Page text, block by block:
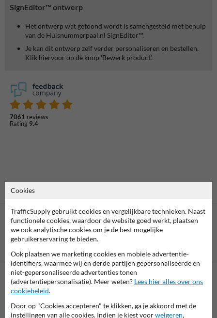
SignEditor™ ontwerp
Het ontwerp wat getoond wordt is samengesteld met behulp
van de Huisnummerpaal.nl SignEditor™.
Je kan dit ontwerp zelf verder personaliseren en bestellen.
Klik hiervoor op de knop 'Bewerk product'.
7061 reviews
Rating 9.4
is mogelijk
Neem contact op met onze productspecialist Igor!
al je vragen over onze producten en diensten.
Cookies
TrafficSupply gebruikt cookies en vergelijkbare technieken. Naast
functionele cookies, waardoor de website goed werkt, plaatsen
we ook analytische cookies om je de best mogelijke
gebruikerservaring te bieden.
Ook plaatsen we marketing cookies en mobiele advertentie-
identifiers, waarmee wij en derde partijen gepersonaliseerde en
niet-gepersonaliseerde advertenties tonen
(advertentiepersonalisatie). Meer weten? Lees hier alles over ons
cookiebeleid.
Door op "Cookies accepteren" te klikken, ga je akkoord met de
instellingen van alle cookies. Indien je kiest voorweigeren,